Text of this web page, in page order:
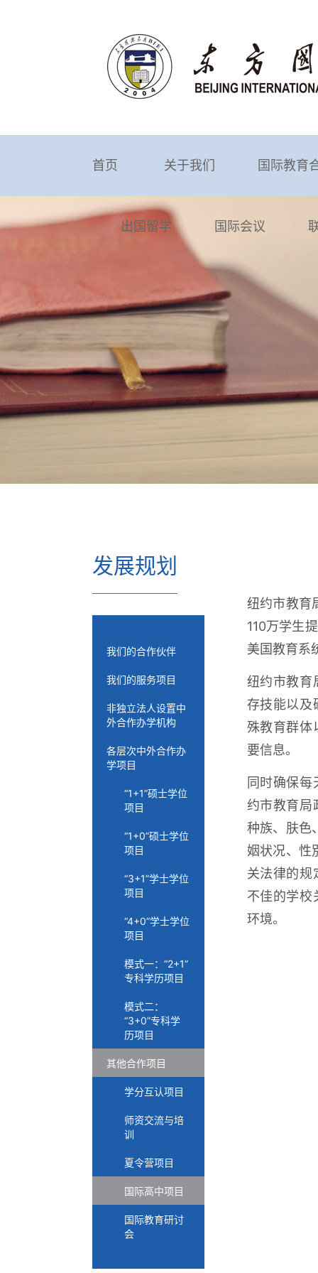
首页 关于我们 国际教育
出国留学 国际会议
发展规划
我们的合作伙伴
我们的服务项目
非独立法人设置中
外合作办学机构
各层次中外合作办
学项目
“1+1”硕士学位
项目
“1+0”硕士学位
项目
“3+1”学士学位
项目
“4+0”学士学位
项目
模式一：“2+1”
专科学历项目
模式二：
“3+0”专科学
历项目
其他合作项目
学分互认项目
师资交流与培
训
夏令营项目
国际高中项目
国际教育研讨
会
纽约市教育
110万学生
美国教育系
纽约市教育
存技能以及
殊教育群体
要信息。
同时确保
约市教育局
种族、肤色
姻状况、性
关法律的规
不佳的学校
环境。